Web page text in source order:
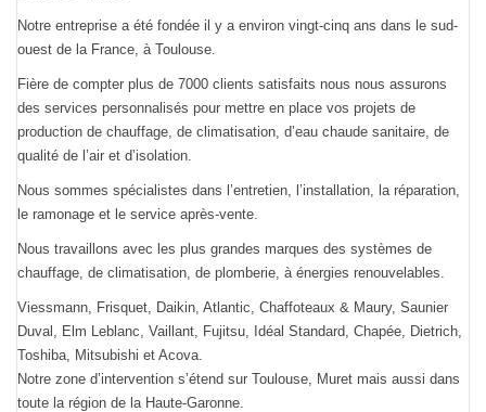
Notre entreprise a été fondée il y a environ vingt-cinq ans dans le sud-
ouest de la France, à Toulouse.
Fière de compter plus de 7000 clients satisfaits nous nous assurons
des services personnalisés pour mettre en place vos projets de
production de chauffage, de climatisation, d’eau chaude sanitaire, de
qualité de l’air et d’isolation.
Nous sommes spécialistes dans l’entretien, l’installation, la réparation,
le ramonage et le service après-vente.
Nous travaillons avec les plus grandes marques des systèmes de
chauffage, de climatisation, de plomberie, à énergies renouvelables.
Viessmann, Frisquet, Daikin, Atlantic, Chaffoteaux & Maury, Saunier
Duval, Elm Leblanc, Vaillant, Fujitsu, Idéal Standard, Chapée, Dietrich,
Toshiba, Mitsubishi et Acova.
Notre zone d’intervention s’étend sur Toulouse, Muret mais aussi dans
toute la région de la Haute-Garonne.